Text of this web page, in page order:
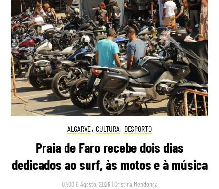
ALGARVE, CULTURA, DESPORTO
Praia de Faro recebe dois dias
dedicados ao surf, às motos e à música
07:00 6 Agosto, 2026 | Cristina Mendonça